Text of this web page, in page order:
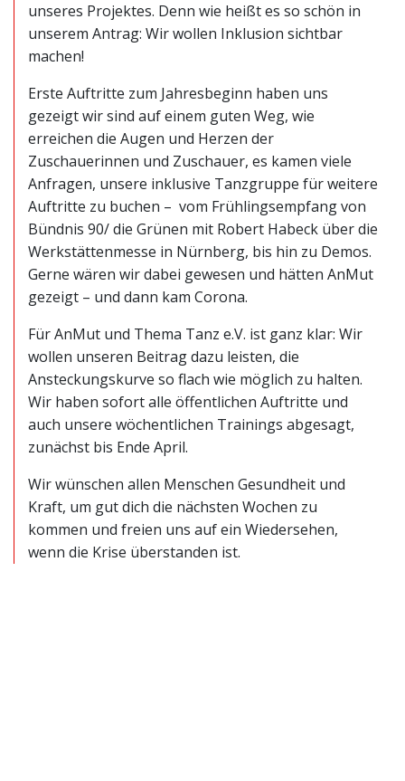
unseres Projektes. Denn wie heißt es so schön in
unserem Antrag: Wir wollen Inklusion sichtbar
machen!
Erste Auftritte zum Jahresbeginn haben uns
gezeigt wir sind auf einem guten Weg, wie
erreichen die Augen und Herzen der
Zuschauerinnen und Zuschauer, es kamen viele
Anfragen, unsere inklusive Tanzgruppe für weitere
Auftritte zu buchen – vom Frühlingsempfang von
Bündnis 90/ die Grünen mit Robert Habeck über die
Werkstättenmesse in Nürnberg, bis hin zu Demos.
Gerne wären wir dabei gewesen und hätten AnMut
gezeigt – und dann kam Corona.
Für AnMut und Thema Tanz e.V. ist ganz klar: Wir
wollen unseren Beitrag dazu leisten, die
Ansteckungskurve so flach wie möglich zu halten.
Wir haben sofort alle öffentlichen Auftritte und
auch unsere wöchentlichen Trainings abgesagt,
zunächst bis Ende April.
Wir wünschen allen Menschen Gesundheit und
Kraft, um gut dich die nächsten Wochen zu
kommen und freien uns auf ein Wiedersehen,
wenn die Krise überstanden ist.